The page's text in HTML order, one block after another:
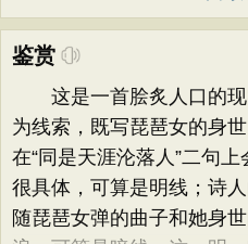
鉴赏
这是一首脍炙人口的现
为线索，既写琵琶女的身
在“同是天涯沦落人”二句
很具体，可算是明线；诗
随琵琶女弹的曲子和她身